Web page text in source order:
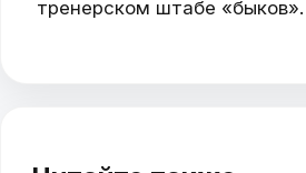
тренерском штабе «быков».